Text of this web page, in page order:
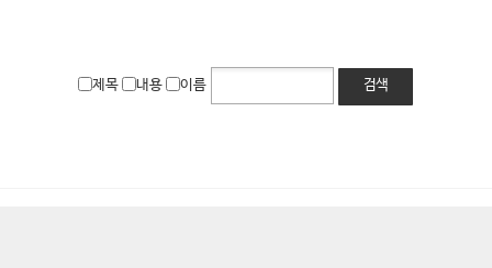
제목 내용 이름 검색